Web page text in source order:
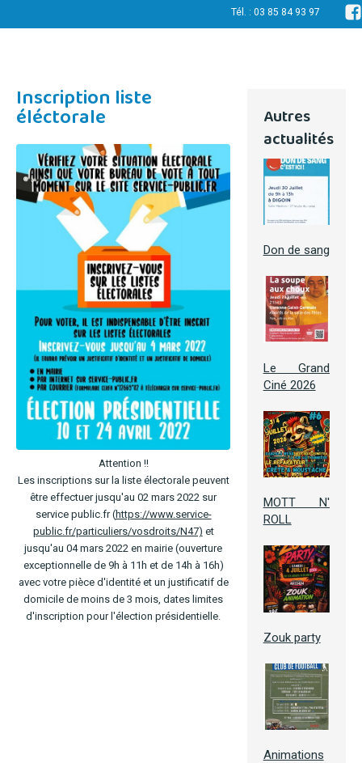
Tél. : 03 85 84 93 97
Inscription liste
éléctorale
Attention !!
Les inscriptions sur la liste électorale peuvent
être effectuer jusqu'au 02 mars 2022 sur
service public.fr (https://www.service-
public.fr/particuliers/vosdroits/N47) et
jusqu'au 04 mars 2022 en mairie (ouverture
exceptionnelle de 9h à 11h et de 14h à 16h)
avec votre pièce d'identité et un justificatif de
domicile de moins de 3 mois, dates limites
d'inscription pour l'élection présidentielle.
Autres
actualités
Don de sang
Le Grand
Ciné 2026
MOTT N'
ROLL
Zouk party
Animations